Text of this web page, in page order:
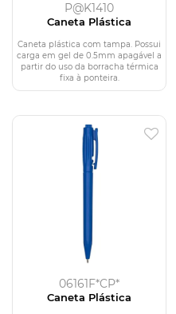
P@K1410
Caneta Plástica
Caneta plástica com tampa. Possui
carga em gel de 0.5mm apagável a
partir do uso da borracha térmica
fixa à ponteira.
06161F*CP*
Caneta Plástica